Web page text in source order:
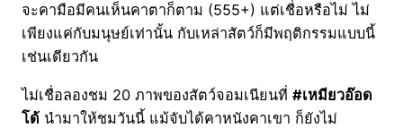
จะคามือมีคนเห็นคาตาก็ตาม (555+) แต่เชื่อหรือไม่ ไม่
เพียงแค่กับมนุษย์เท่านั้น กับเหล่าสัตว์ก็มีพฤติกรรมแบบนี้
เช่นเดียวกัน
ไม่เชื่อลองชม 20 ภาพของสัตว์จอมเนียนที่ #เหมียวอ๊อด
โด้ นำมาให้ชมวันนี้ แม้จับได้คาหนังคาเขา ก็ยังไม่